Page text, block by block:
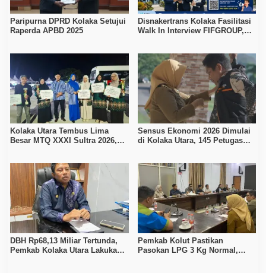
Paripurna DPRD Kolaka Setujui
Raperda APBD 2025
Disnakertrans Kolaka Fasilitasi
Walk In Interview FIFGROUP,
Kolaka Utara Tembus Lima
Besar MTQ XXXI Sultra 2026,
Sensus Ekonomi 2026 Dimulai
di Kolaka Utara, 145 Petugas
DBH Rp68,13 Miliar Tertunda,
Pemkab Kolaka Utara Lakukan
Pemkab Kolut Pastikan
Pasokan LPG 3 Kg Normal,